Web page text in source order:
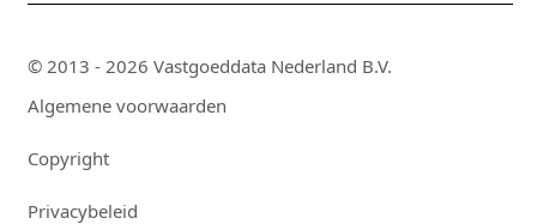
© 2013 - 2026 Vastgoeddata Nederland B.V.
Algemene voorwaarden
Copyright
Privacybeleid